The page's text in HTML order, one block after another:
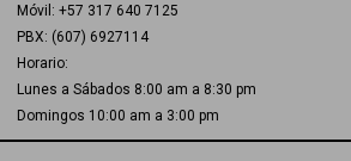
Móvil: +57 317 640 7125
PBX: (607) 6927114
Horario:
Lunes a Sábados 8:00 am a 8:30 pm
Domingos 10:00 am a 3:00 pm